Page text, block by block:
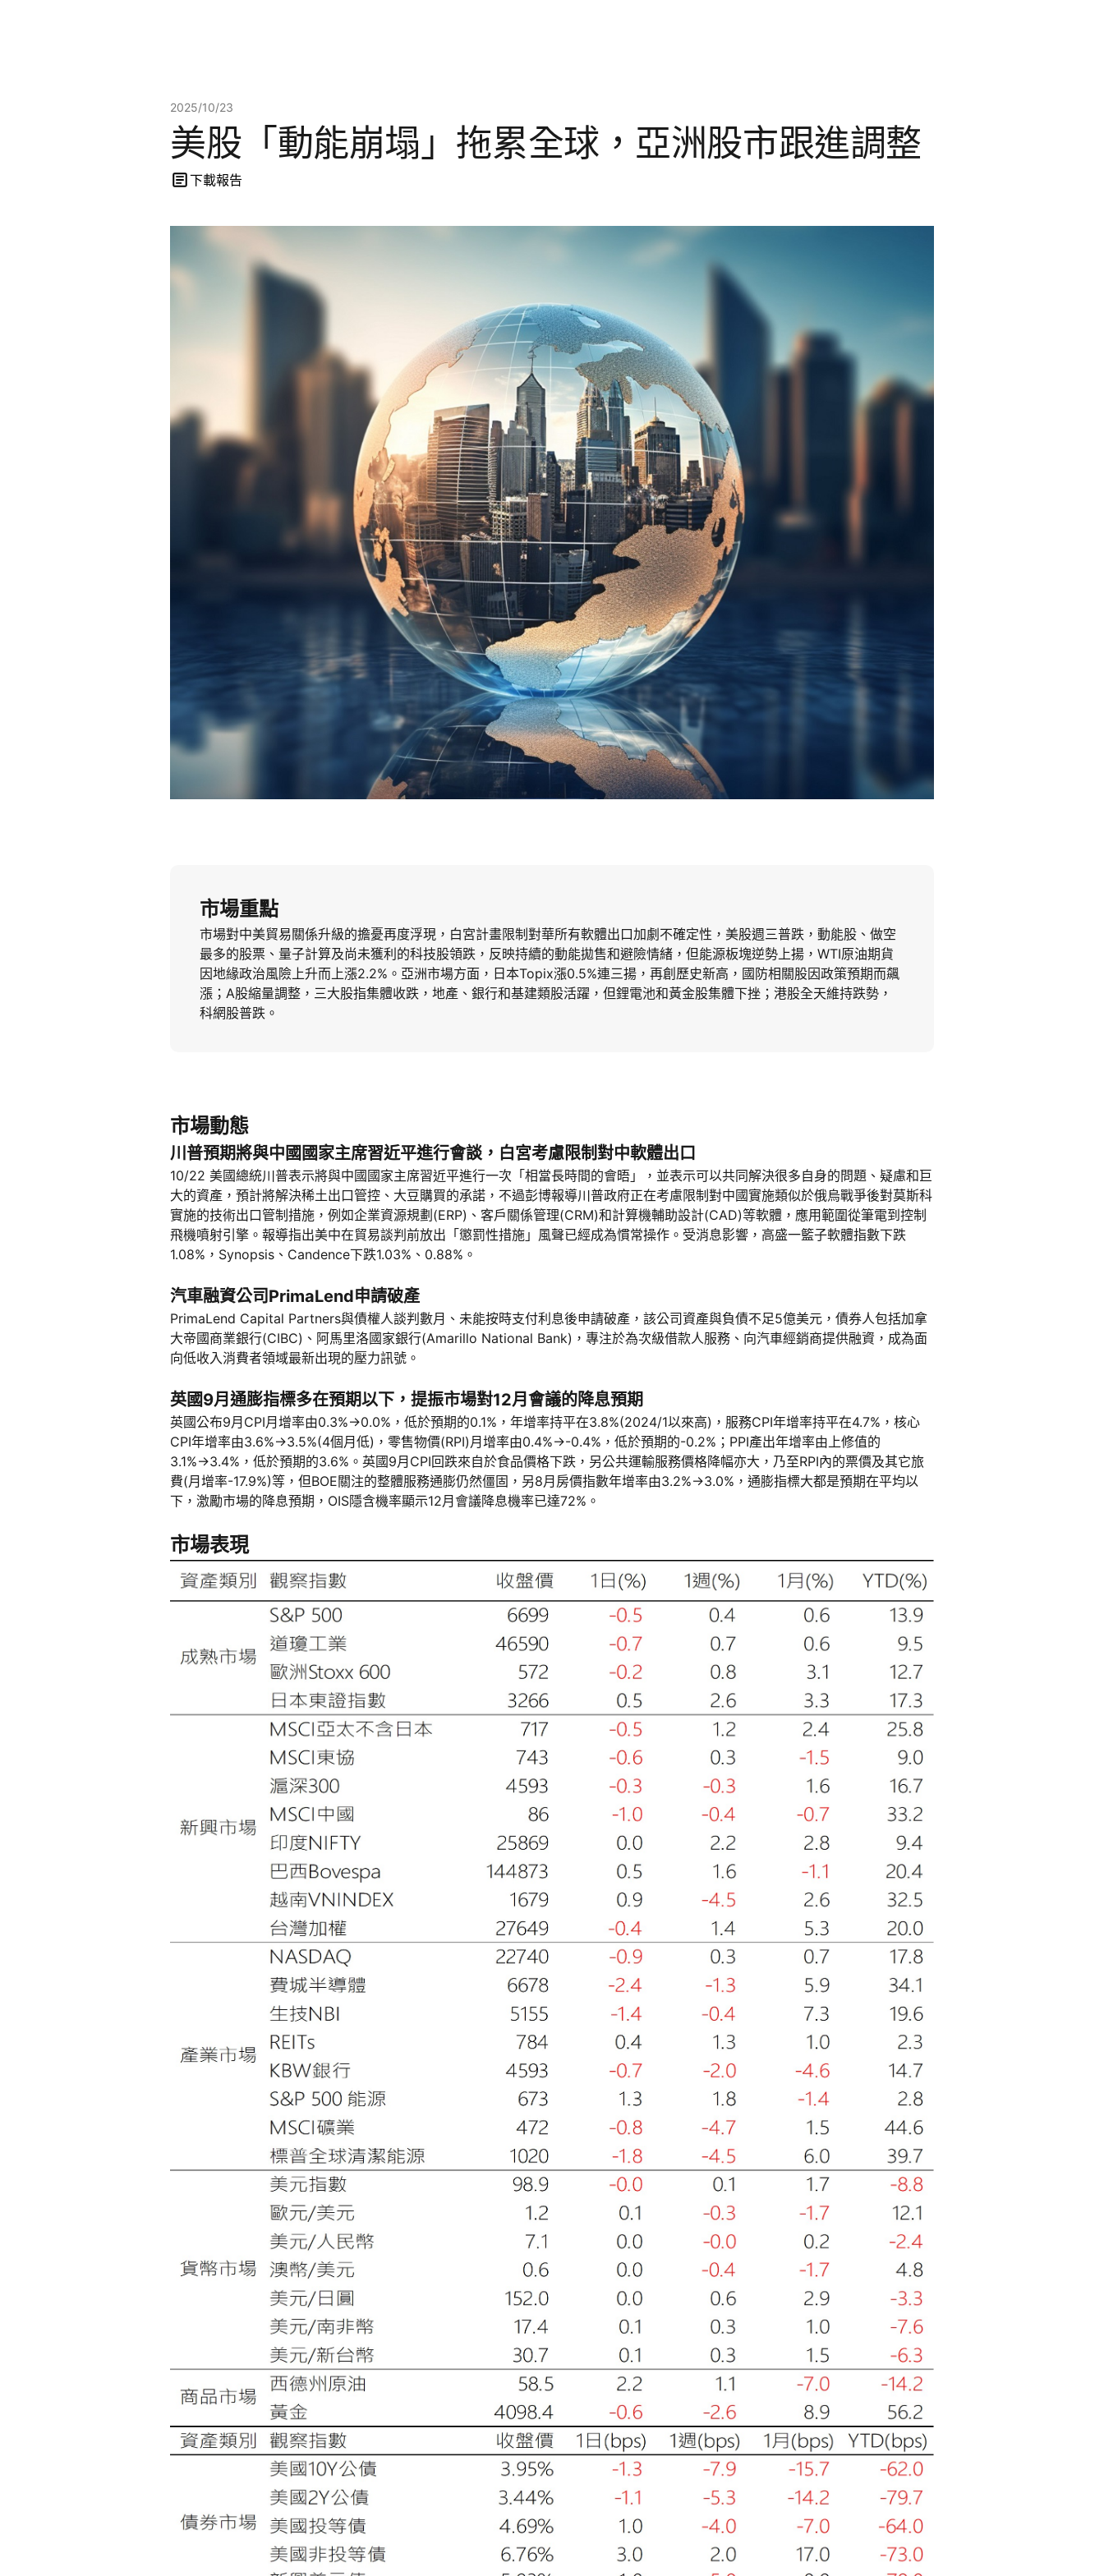
2025/10/23
美股「動能崩塌」拖累全球，亞洲股市跟進調整
下載報告
市場重點
市場對中美貿易關係升級的擔憂再度浮現，白宮計畫限制對華所有軟體出口加劇不確定性，美股週三普跌，動能股、做空
最多的股票、量子計算及尚未獲利的科技股領跌，反映持續的動能拋售和避險情緒，但能源板塊逆勢上揚，WTI原油期貨
因地緣政治風險上升而上漲2.2%。亞洲市場方面，日本Topix漲0.5%連三揚，再創歷史新高，國防相關股因政策預期而飆
漲；A股縮量調整，三大股指集體收跌，地產、銀行和基建類股活躍，但鋰電池和黃金股集體下挫；港股全天維持跌勢，
科網股普跌。
市場動態
川普預期將與中國國家主席習近平進行會談，白宮考慮限制對中軟體出口
10/22 美國總統川普表示將與中國國家主席習近平進行一次「相當長時間的會晤」，並表示可以共同解決很多自身的問題、疑慮和巨
大的資產，預計將解決稀土出口管控、大豆購買的承諾，不過彭博報導川普政府正在考慮限制對中國實施類似於俄烏戰爭後對莫斯科
實施的技術出口管制措施，例如企業資源規劃(ERP)、客戶關係管理(CRM)和計算機輔助設計(CAD)等軟體，應用範圍從筆電到控制
飛機噴射引擎。報導指出美中在貿易談判前放出「懲罰性措施」風聲已經成為慣常操作。受消息影響，高盛一籃子軟體指數下跌
1.08%，Synopsis、Candence下跌1.03%、0.88%。
汽車融資公司PrimaLend申請破產
PrimaLend Capital Partners與債權人談判數月、未能按時支付利息後申請破產，該公司資產與負債不足5億美元，債券人包括加拿
大帝國商業銀行(CIBC)、阿馬里洛國家銀行(Amarillo National Bank)，專注於為次級借款人服務、向汽車經銷商提供融資，成為面
向低收入消費者領域最新出現的壓力訊號。
英國9月通膨指標多在預期以下，提振市場對12月會議的降息預期
英國公布9月CPI月增率由0.3%→0.0%，低於預期的0.1%，年增率持平在3.8%(2024/1以來高)，服務CPI年增率持平在4.7%，核心
CPI年增率由3.6%→3.5%(4個月低)，零售物價(RPI)月增率由0.4%→-0.4%，低於預期的-0.2%；PPI產出年增率由上修值的
3.1%→3.4%，低於預期的3.6%。英國9月CPI回跌來自於食品價格下跌，另公共運輸服務價格降幅亦大，乃至RPI內的票價及其它旅
費(月增率-17.9%)等，但BOE關注的整體服務通膨仍然僵固，另8月房價指數年增率由3.2%→3.0%，通膨指標大都是預期在平均以
下，激勵市場的降息預期，OIS隱含機率顯示12月會議降息機率已達72%。
市場表現